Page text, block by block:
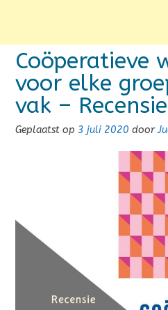
Coöperatieve
voor elke
vak – Recensie
Geplaatst op 3 juli 2020 door